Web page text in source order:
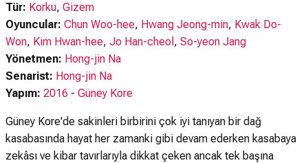
Tür: Korku, Gizem
Oyuncular: Chun Woo-hee, Hwang Jeong-min, Kwak Do-
Won, Kim Hwan-hee, Jo Han-cheol , So-yeon Jang
Yönetmen: Hong-jin Na
Senarist: Hong-jin Na
Yapım: 2016 - Güney Kore
Güney Kore'de sakinleri birbirini çok iyi tanıyan bir dağ
kasabasında hayat her zamanki gibi devam ederken kasabaya
zekâsı ve kibar tavırlarıyla dikkat çeken ancak tek başına